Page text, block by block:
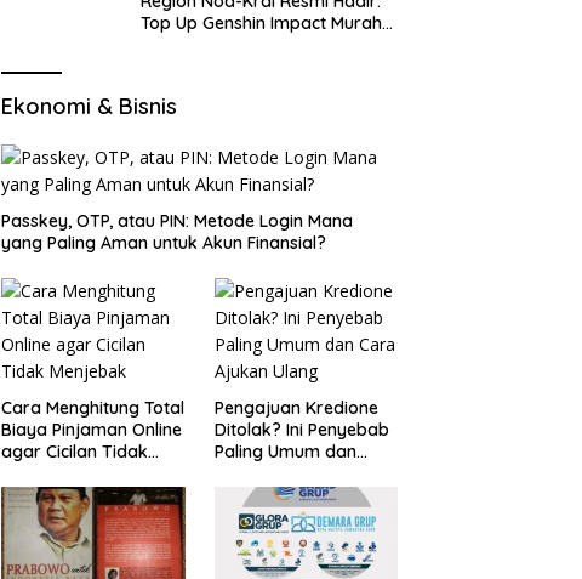
Top Up Genshin Impact Murah
Ekonomi & Bisnis
Passkey, OTP, atau PIN: Metode Login Mana
yang Paling Aman untuk Akun Finansial?
Cara Menghitung Total
Biaya Pinjaman Online
agar Cicilan Tidak
Pengajuan Kredione
Ditolak? Ini Penyebab
Paling Umum dan